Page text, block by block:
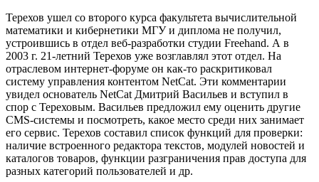
Терехов ушел со второго курса факультета вычислительной
математики и кибернетики МГУ и диплома не получил,
устроившись в отдел веб-разработки студии Freehand. А в
2003 г. 21-летний Терехов уже возглавлял этот отдел. На
отраслевом интернет-форуме он как-то раскритиковал
систему управления контентом NetCat. Эти комментарии
увидел основатель NetCat Дмитрий Васильев и вступил в
спор с Тереховым. Васильев предложил ему оценить другие
CMS-системы и посмотреть, какое место среди них занимает
его сервис. Терехов составил список функций для проверки:
наличие встроенного редактора текстов, модулей новостей и
каталогов товаров, функции разграничения прав доступа для
разных категорий пользователей и др.